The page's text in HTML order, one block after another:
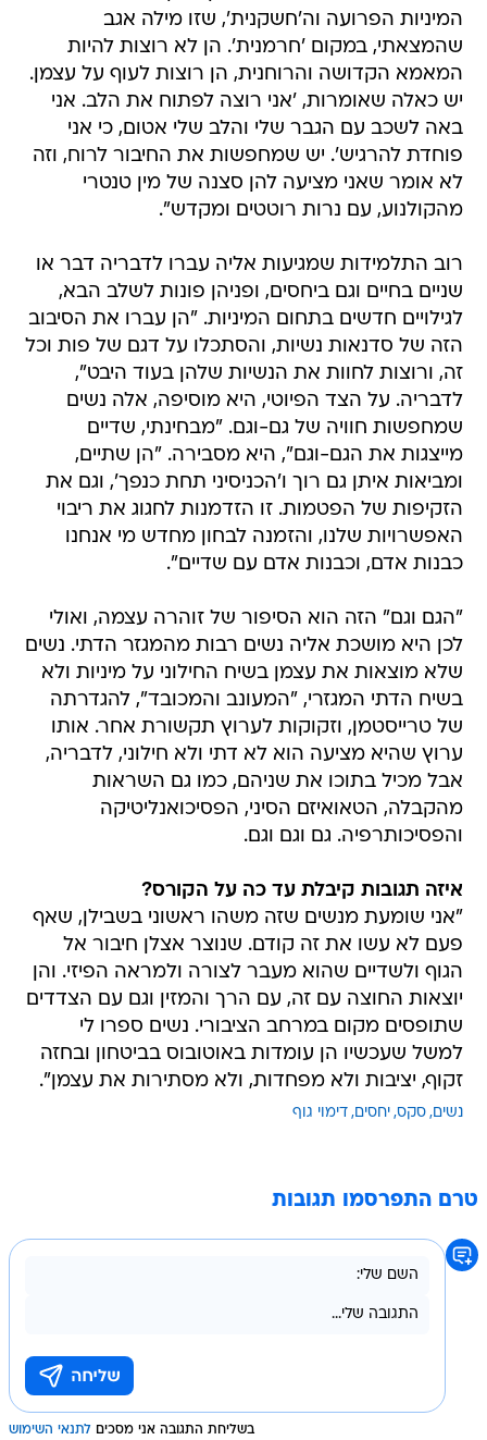
המיניות הפרועה וה'חשקנית', שזו מילה אגב
שהמצאתי, במקום 'חרמנית'. הן לא רוצות להיות
המאמא הקדושה והרוחנית, הן רוצות לעוף על עצמן.
יש כאלה שאומרות, 'אני רוצה לפתוח את הלב. אני
באה לשכב עם הגבר שלי והלב שלי אטום, כי אני
פוחדת להרגיש'. יש שמחפשות את החיבור לרוח, וזה
לא אומר שאני מציעה להן סצנה של מין טנטרי
מהקולנוע, עם נרות רוטטים ומקדש".
רוב התלמידות שמגיעות אליה עברו לדבריה דבר או
שניים בחיים וגם ביחסים, ופניהן פונות לשלב הבא,
לגילויים חדשים בתחום המיניות. "הן עברו את הסיבוב
הזה של סדנאות נשיות, והסתכלו על דגם של פות וכל
זה, ורוצות לחוות את הנשיות שלהן בעוד היבט",
לדבריה. על הצד הפיוטי, היא מוסיפה, אלה נשים
שמחפשות חוויה של גם-וגם. "מבחינתי, שדיים
מייצגות את הגם-וגם", היא מסבירה. "הן שתיים,
ומביאות איתן גם רוך ו'הכניסיני תחת כנפך', וגם את
הזקיפות של הפטמות. זו הזדמנות לחגוג את ריבוי
האפשרויות שלנו, והזמנה לבחון מחדש מי אנחנו
כבנות אדם, וכבנות אדם עם שדיים".
"הגם וגם" הזה הוא הסיפור של זוהרה עצמה, ואולי
לכן היא מושכת אליה נשים רבות מהמגזר הדתי. נשים
שלא מוצאות את עצמן בשיח החילוני על מיניות ולא
בשיח הדתי המגזרי, "המעונב והמכובד", להגדרתה
של טרייסטמן, וזקוקות לערוץ תקשורת אחר. אותו
ערוץ שהיא מציעה הוא לא דתי ולא חילוני, לדבריה,
אבל מכיל בתוכו את שניהם, כמו גם השראות
מהקבלה, הטאואיזם הסיני, הפסיכואנליטיקה
והפסיכותרפיה. גם וגם וגם.
איזה תגובות קיבלת עד כה על הקורס?
"אני שומעת מנשים שזה משהו ראשוני בשבילן, שאף
פעם לא עשו את זה קודם. שנוצר אצלן חיבור אל
הגוף ולשדיים שהוא מעבר לצורה ולמראה הפיזי. והן
יוצאות החוצה עם זה, עם הרך והמזין וגם עם הצדדים
שתופסים מקום במרחב הציבורי. נשים ספרו לי
למשל שעכשיו הן עומדות באוטובוס בביטחון ובחזה
זקוף, יציבות ולא מפחדות, ולא מסתירות את עצמן".
נשים סקס יחסים דימוי גוף
טרם התפרסמו תגובות
בשליחת התגובה אני מסכים לתנאי השימוש